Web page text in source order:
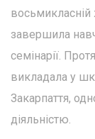
восьмикласній
завершила
семінарії.
викладала у
Закарпаття,
діяльністю.